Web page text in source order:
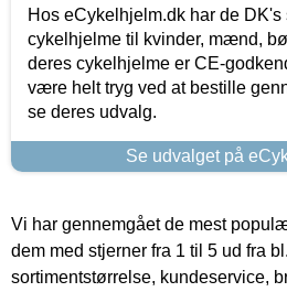
Hos eCykelhjelm.dk har de
cykelhjelme til kvinder, mænd,
deres cykelhjelme er CE-
være helt tryg ved at bestille
se deres udvalg.
Se udvalget på
Vi har gennemgået de mest
dem med stjerner fra 1 til 5 ud fra
sortimentstørrelse, kundeservice,